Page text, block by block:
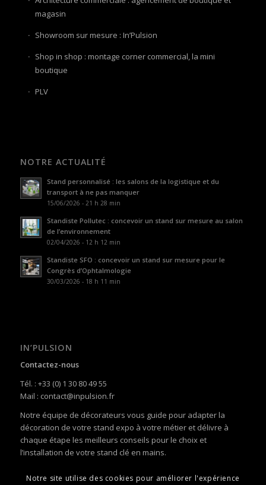
magasin
Showroom sur mesure : In’Pulsion
Shop in shop : montage corner commercial, la mini
boutique
PLV
NOTRE ACTUALITÉ
Stand personnalisé : les salons de la logistique et du
transport à ne pas manquer
15/06/2026 - 21 h 28 min
Standiste Pollutec : concevoir un stand sur mesure au salon
de l’environnement
02/04/2026 - 12 h 12 min
Standiste SFO : concevoir un stand sur mesure pour le
Congrès d’Ophtalmologie
30/03/2026 - 18 h 11 min
IN’PULSION
Contactez-nous
Tél. : +33 (0) 1 30 80 49 55
Mail : contact@inpulsion.fr
Notre équipe de décorateurs vous guide pour adapter la
décoration de votre stand expo à votre métier et délivre à
chaque étape les meilleurs conseils pour le choix et
l’installation de votre stand clé en mains.
Notre site utilise des cookies pour améliorer l'expérience